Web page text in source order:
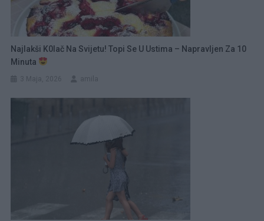
Najlakši K0lač Na Svijetu! Topi Se U Ustima – Napravljen Za 10
Minuta